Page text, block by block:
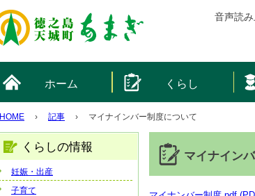
音声読
ホーム くらし
HOME › 記事 › マイナインバー制度について
マイナイン
くらしの情報
妊娠・出産
子育て